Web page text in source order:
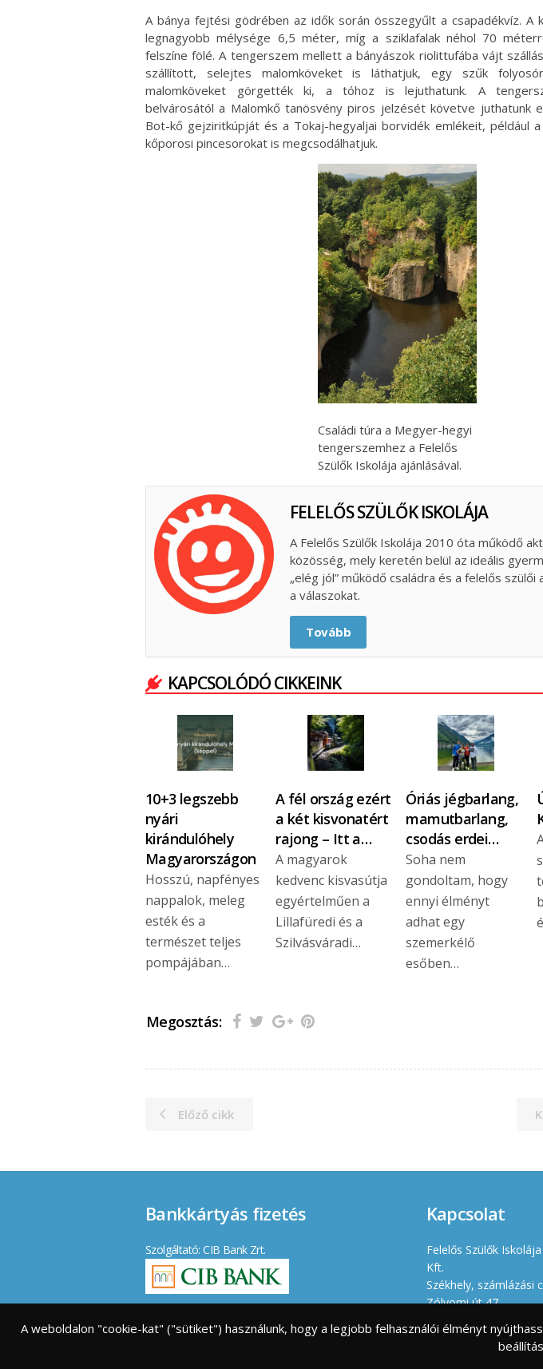
A bánya fejtési gödrében az idők során összegyűlt a csapadékvíz. A
legnagyobb mélysége 6,5 méter, míg a sziklafalak néhol 70
felszíne fölé. A tengerszem mellett a bányászok riolittufába vájt
szállított, selejtes malomköveket is láthatjuk, egy szűk
malomköveket görgették ki, a tóhoz is lejuthatunk. A
belvárosától a Malomkő tanösvény piros jelzését követve juthatunk
Bot-kő gejziritkúpját és a Tokaj-hegyaljai borvidék emlékeit, például
kőporosi pincesorokat is megcsodálhatjuk.
Családi túra a Megyer-hegyi
tengerszemhez a Felelős
Szülők Iskolája ajánlásával.
FELELŐS SZÜLŐK ISKOLÁJA
A Felelős Szülők Iskolája 2010 óta működő
közösség, mely keretén belül az ideális
„elég jól” működő családra és a felelős
a válaszokat.
Tovább
KAPCSOLÓDÓ CIKKEINK
10+3 legszebb
nyári
kirándulóhely
Magyarországon
Hosszú, napfényes
nappalok, meleg
esték és a
természet teljes
pompájában…
A fél ország ezért
a két kisvonatért
rajong – Itt a…
A magyarok
kedvenc kisvasútja
egyértelműen a
Lillafüredi és a
Szilvásváradi…
Óriás jégbarlang,
mamutbarlang,
csodás erdei…
Soha nem
gondoltam, hogy
ennyi élményt
adhat egy
szemerkélő
esőben…
Megosztás:
Előző cikk
Bankkártyás fizetés
Szolgáltató: CIB Bank Zrt.
Kapcsolat
Felelős Szülők
Kft.
Székhely, számlázási
Zólyomi út 47.
Cégjegyzékszám: 01
Adószám: 23461176-
A weboldalon "cookie-kat" ("sütiket") használunk, hogy a legjobb felhasználói élményt